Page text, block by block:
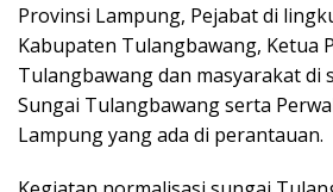
Provinsi Lampung, Pejabat di
Kabupaten Tulangbawang, Ketua
Tulangbawang dan masyarakat di
Sungai Tulangbawang serta
Lampung yang ada di perantauan.